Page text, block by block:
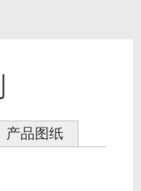
产品图纸